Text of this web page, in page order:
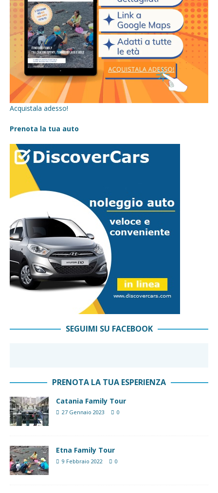
Acquistala adesso!
Prenota la tua auto
SEGUIMI SU FACEBOOK
PRENOTA LA TUA ESPERIENZA
Catania Family Tour
27 Gennaio 2023 0
Etna Family Tour
9 Febbraio 2022 0